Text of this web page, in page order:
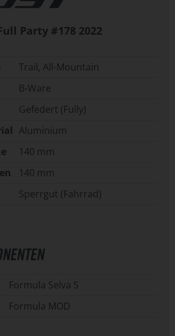
Party #178 2022
Trail, All-Mountain
B-Ware
Gefedert (Fully)
Aluminium
140 mm
140 mm
Sperrgut (Fahrrad)
Formula Selva S
Formula MOD